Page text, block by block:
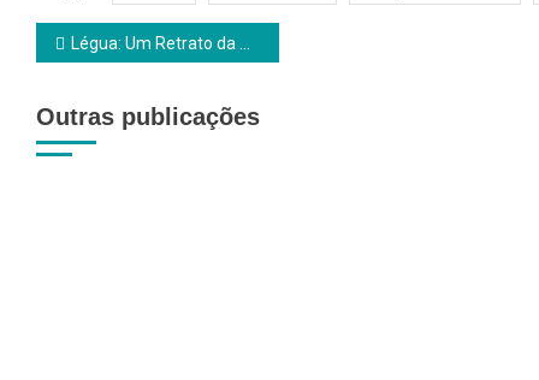
Navegação
artigos
Légua: Um Retrato da Mulher Trabalhadora
Outras publicações